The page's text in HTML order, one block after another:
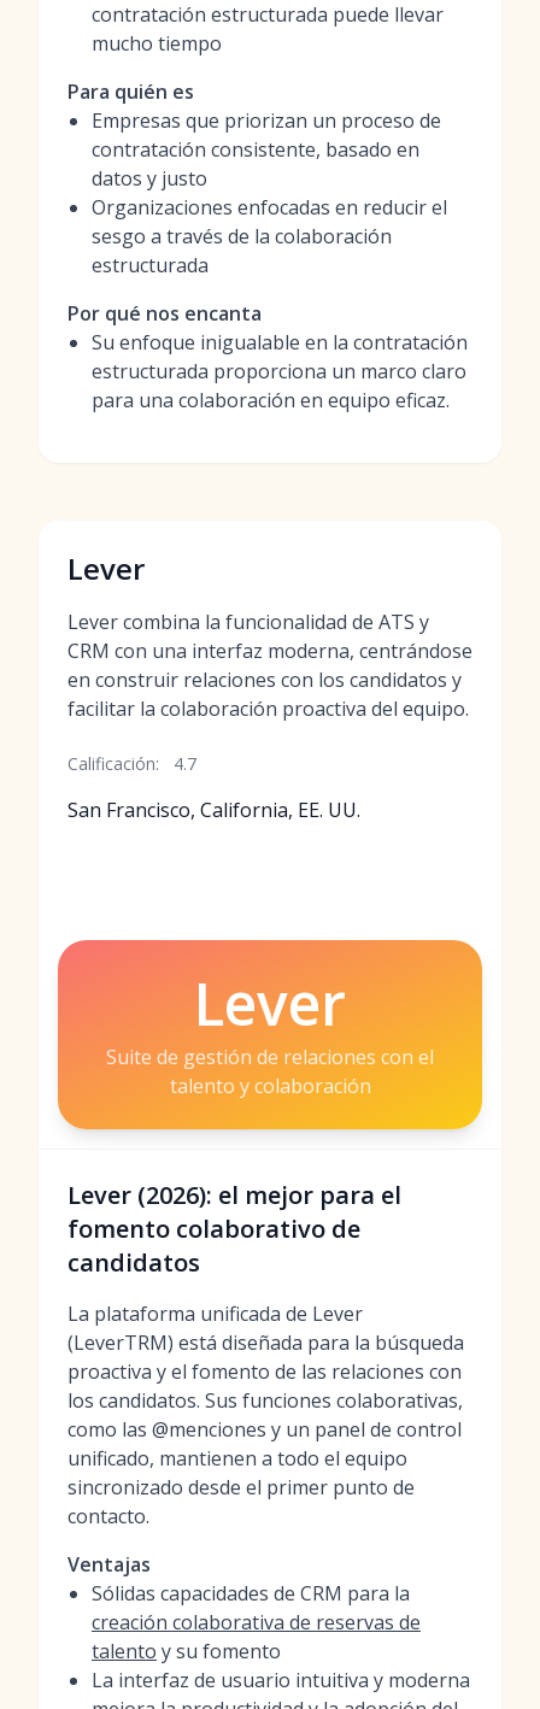
contratación estructurada puede llevar
mucho tiempo
Para quién es
Empresas que priorizan un proceso de
contratación consistente, basado en
datos y justo
Organizaciones enfocadas en reducir el
sesgo a través de la colaboración
estructurada
Por qué nos encanta
Su enfoque inigualable en la contratación
estructurada proporciona un marco claro
para una colaboración en equipo eficaz.
Lever
Lever combina la funcionalidad de ATS y
CRM con una interfaz moderna, centrándose
en construir relaciones con los candidatos y
facilitar la colaboración proactiva del equipo.
Calificación: 4.7
San Francisco, California, EE. UU.
Lever
Suite de gestión de relaciones con el
talento y colaboración
Lever (2026): el mejor para el
fomento colaborativo de
candidatos
La plataforma unificada de Lever
(LeverTRM) está diseñada para la búsqueda
proactiva y el fomento de las relaciones con
los candidatos. Sus funciones colaborativas,
como las @menciones y un panel de control
unificado, mantienen a todo el equipo
sincronizado desde el primer punto de
contacto.
Ventajas
Sólidas capacidades de CRM para la
creación colaborativa de reservas de
talento y su fomento
La interfaz de usuario intuitiva y moderna